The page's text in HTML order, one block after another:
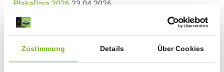
Zustimmung Details Über Cookies
PlakaDiva 2026 23.04.2026
Erneut ITQ-Zertifiziert: Staudigl-Druck bestätigt hohen IT-